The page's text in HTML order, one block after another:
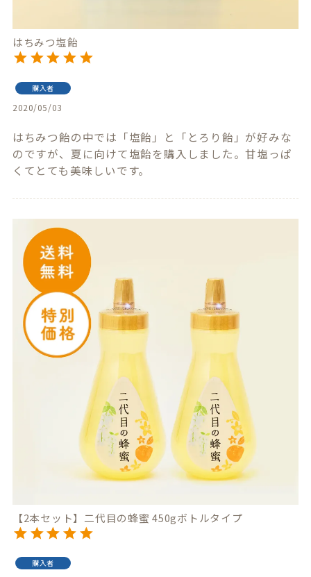
はちみつ塩飴
購入者
2020/05/03
はちみつ飴の中では「塩飴」と「とろり飴」が好みな
のですが、夏に向けて塩飴を購入しました。甘塩っぱ
くてとても美味しいです。
【2本セット】二代目の蜂蜜 450gボトルタイプ
購入者